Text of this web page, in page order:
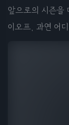
앞으로의 시즌을
이오프, 과연 어